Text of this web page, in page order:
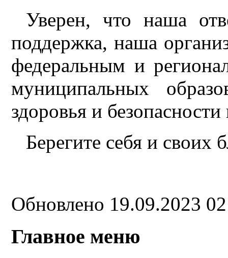
Уверен, что наша
поддержка, наша
федеральным и
муниципальных
здоровья и
Берегите себя и своих
Обновлено 19.09.2023
Главное меню